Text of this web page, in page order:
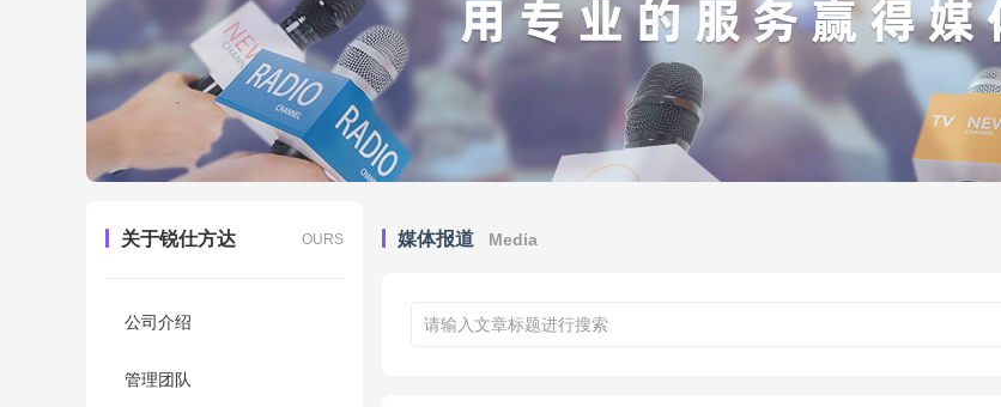
关于锐仕方达 OURS
公司介绍
管理团队
媒体报道 Media